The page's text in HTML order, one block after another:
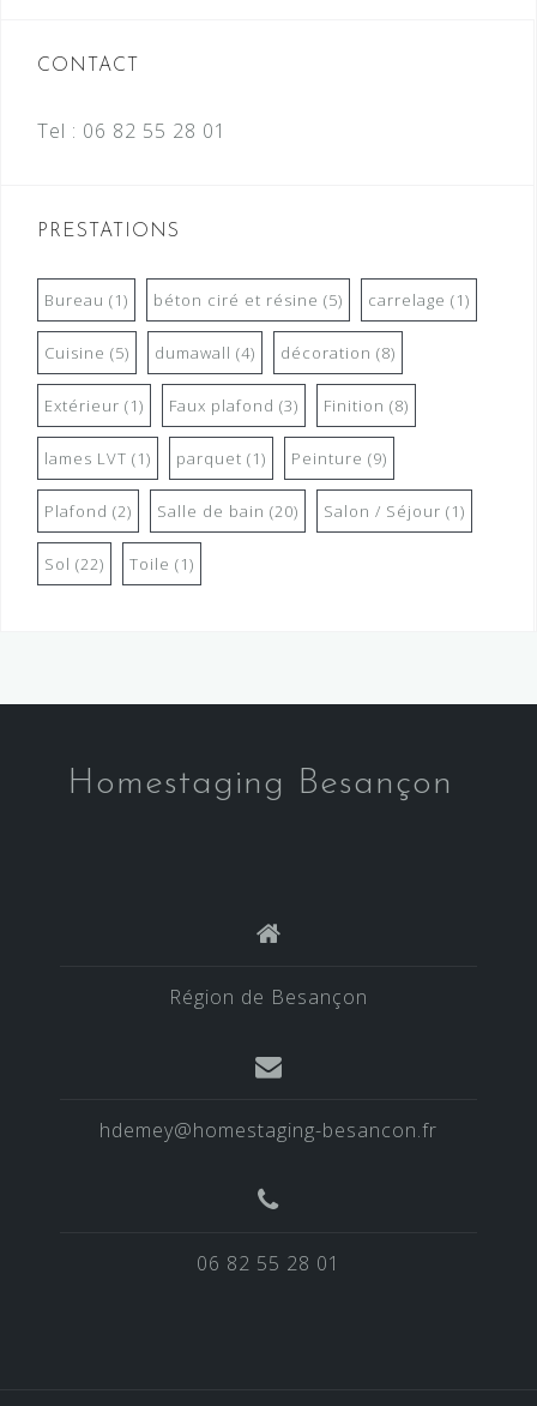
CONTACT
Tel : 06 82 55 28 01
PRESTATIONS
Bureau (1) béton ciré et résine (5) carrelage (1)
Cuisine (5) dumawall (4) décoration (8)
Extérieur (1) Faux plafond (3) Finition (8)
lames LVT (1) parquet (1) Peinture (9)
Plafond (2) Salle de bain (20) Salon / Séjour (1)
Sol (22) Toile (1)
Homestaging Besançon
Région de Besançon
hdemey@homestaging-besancon.fr
06 82 55 28 01